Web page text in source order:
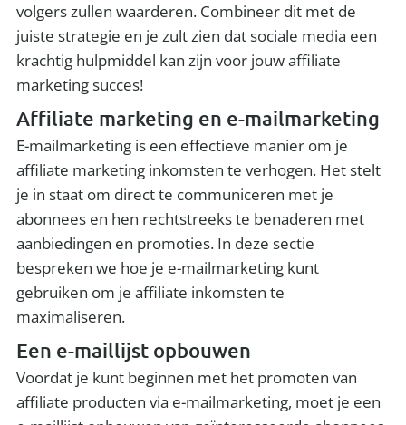
volgers zullen waarderen. Combineer dit met de
juiste strategie en je zult zien dat sociale media een
krachtig hulpmiddel kan zijn voor jouw affiliate
marketing succes!
Affiliate marketing en e-mailmarketing
E-mailmarketing is een effectieve manier om je
affiliate marketing inkomsten te verhogen. Het stelt
je in staat om direct te communiceren met je
abonnees en hen rechtstreeks te benaderen met
aanbiedingen en promoties. In deze sectie
bespreken we hoe je e-mailmarketing kunt
gebruiken om je affiliate inkomsten te
maximaliseren.
Een e-maillijst opbouwen
Voordat je kunt beginnen met het promoten van
affiliate producten via e-mailmarketing, moet je een